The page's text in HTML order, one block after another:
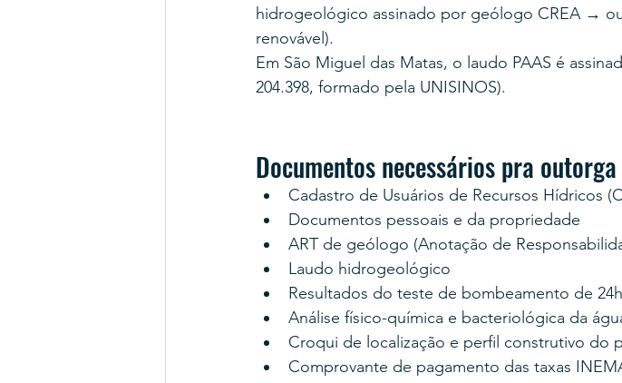
hidrogeológico assinado por geólogo CREA →
renovável).
Em São Miguel das Matas, o laudo PAAS é
204.398, formado pela UNISINOS).
Documentos necessários pra
Cadastro de Usuários de Recursos Hídricos
Documentos pessoais e da propriedade
ART de geólogo (Anotação de
Laudo hidrogeológico
Resultados do teste de bombeamento de 24h
Análise físico-química e bacteriológica da
Croqui de localização e perfil construtivo do
Comprovante de pagamento das taxas